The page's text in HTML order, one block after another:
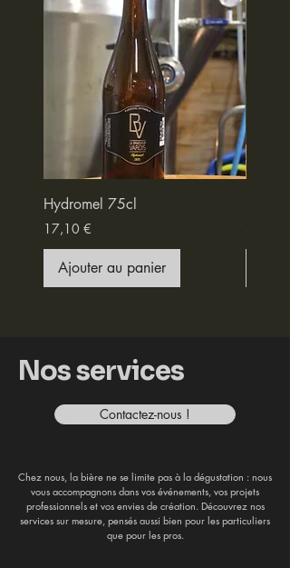
Hydromel 75cl
Prix
17,10 €
Ajouter au panier
Nos services
Contactez-nous !
Chez nous, la bière ne se limite pas à la dégustation : nous
vous accompagnons dans vos événements, vos projets
professionnels et vos envies de création. Découvrez nos
services sur mesure, pensés aussi bien pour les particuliers
que pour les pros.